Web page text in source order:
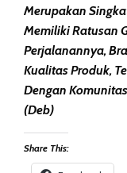
Merupakan
Memiliki Ratusan
Perjalanannya,
Kualitas Produk,
Dengan
(Deb)
Share This: